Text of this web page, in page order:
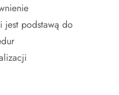
jest podstawą do